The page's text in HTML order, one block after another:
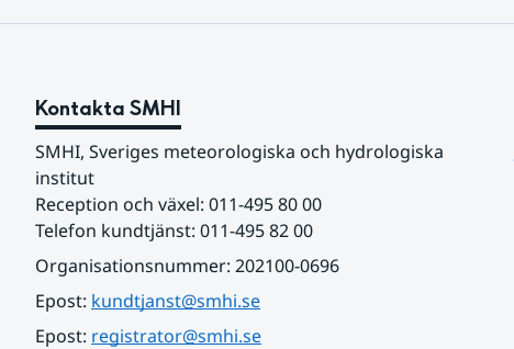
Kontakta SMHI
SMHI, Sveriges meteorologiska och hydrologiska
institut
Reception och växel: 011-495 80 00
Telefon kundtjänst: 011-495 82 00
Organisationsnummer: 202100-0696
Epost: kundtjanst@smhi.se
Epost: registrator@smhi.se